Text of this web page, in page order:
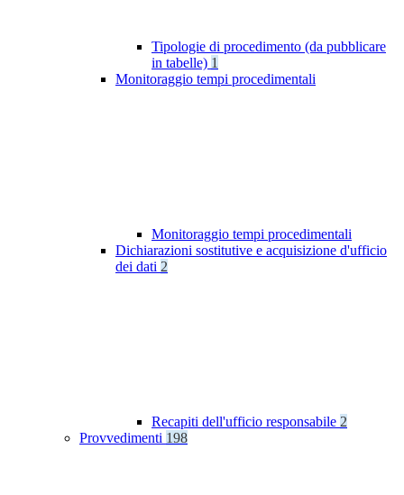
Tipologie di procedimento (da pubblicare
in tabelle) 1
Monitoraggio tempi procedimentali
Monitoraggio tempi procedimentali
Dichiarazioni sostitutive e acquisizione d'ufficio
dei dati 2
Recapiti dell'ufficio responsabile 2
Provvedimenti 198